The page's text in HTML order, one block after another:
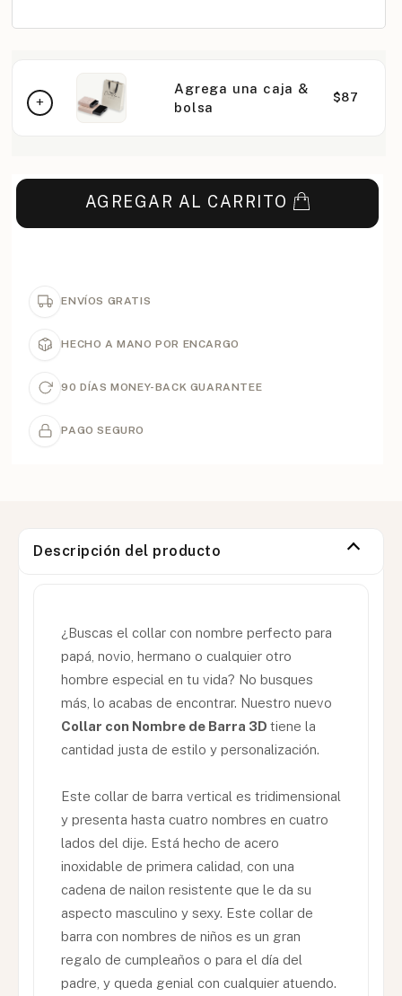
Agrega una caja &
bolsa
$87
AGREGAR AL CARRITO
ENVÍOS GRATIS
HECHO A MANO POR ENCARGO
90 DÍAS MONEY-BACK GUARANTEE
PAGO SEGURO
Descripción del producto
¿Buscas el collar con nombre perfecto para
papá, novio, hermano o cualquier otro
hombre especial en tu vida? No busques
más, lo acabas de encontrar. Nuestro nuevo
Collar con Nombre de Barra 3D tiene la
cantidad justa de estilo y personalización.
Este collar de barra vertical es tridimensional
y presenta hasta cuatro nombres en cuatro
lados del dije. Está hecho de acero
inoxidable de primera calidad, con una
cadena de nailon resistente que le da su
aspecto masculino y sexy. Este collar de
barra con nombres de niños es un gran
regalo de cumpleaños o para el día del
padre, y queda genial con cualquier atuendo.